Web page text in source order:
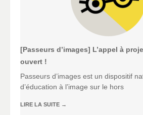
[Passeurs d’images] L’appel à
ouvert !
Passeurs d’images est un dispositif
d’éducation à l’image sur le hors
LIRE LA SUITE →